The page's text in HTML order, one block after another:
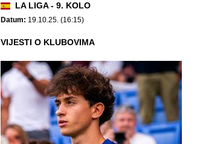
LA LIGA - 9. KOLO
Datum: 19.10.25. (16:15)
VIJESTI O KLUBOVIMA